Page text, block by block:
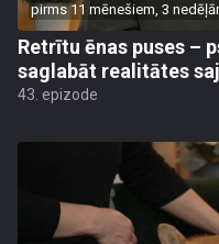
pirms 11 mēnešiem, 3
Retrītu ēnas puses –
saglabāt realitātes
43. epizode